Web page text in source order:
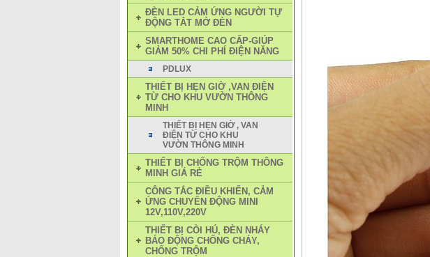
ĐÈN LED CẢM ỨNG NGƯỜI TỰ
ĐỘNG TẮT MỞ ĐÈN
SMARTHOME CAO CẤP-GIÚP
GIẢM 50% CHI PHÍ ĐIỆN NĂNG
PDLUX
THIẾT BỊ HẸN GIỜ ,VAN ĐIỆN
TỪ CHO KHU VƯỜN THÔNG
MINH
THIẾT BỊ HẸN GIỜ , VAN
ĐIỆN TỪ CHO KHU
VƯỜN THÔNG MINH
THIẾT BỊ CHỐNG TRỘM THÔNG
MINH GIÁ RẺ
CÔNG TẮC ĐIỀU KHIỂN, CẢM
ỨNG CHUYỂN ĐỘNG MINI
12V,110V,220V
THIẾT BỊ CÒI HÚ, ĐÈN NHÁY
BÁO ĐỘNG CHỐNG CHÁY,
CHỐNG TRỘM